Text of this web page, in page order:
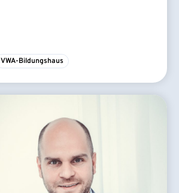
VWA-Bildungshaus